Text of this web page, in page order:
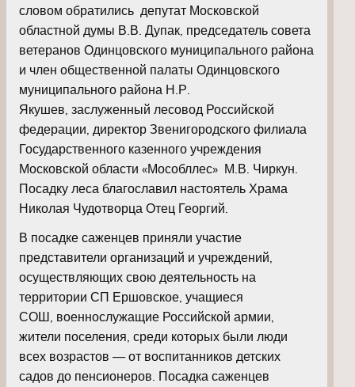
словом обратились депутат Московской
областной думы В.В. Дупак, председатель совета
ветеранов Одинцовского муниципального района
и член общественной палаты Одинцовского
муниципального района Н.Р.
Якушев, заслуженный лесовод Российской
федерации, директор Звенигородского филиала
Государственного казенного учреждения
Московской области «Мособллес» М.В. Чиркун.
Посадку леса благославил настоятель Храма
Николая Чудотворца Отец Георгий.
В посадке саженцев приняли участие
представители организаций и учреждений,
осуществляющих свою деятельность на
территории СП Ершовское, учащиеся
СОШ, военнослужащие Российской армии,
жители поселения, среди которых были люди
всех возрастов — от воспитанников детских
садов до пенсионеров. Посадка саженцев